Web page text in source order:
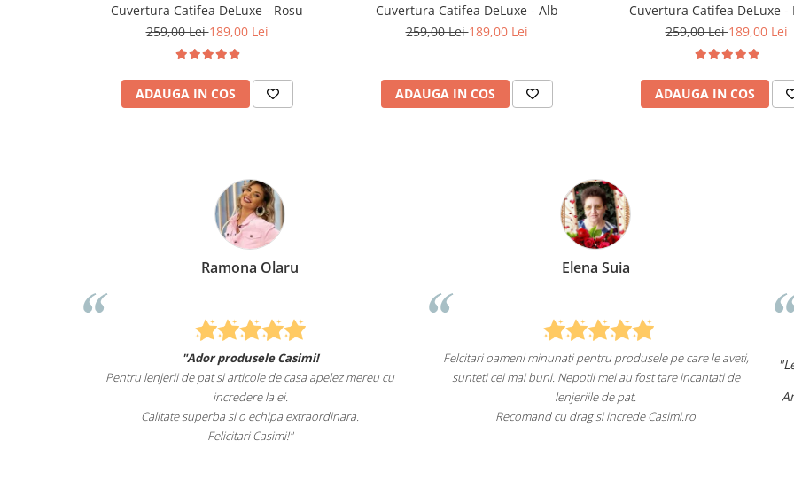
Cuvertura Catifea DeLuxe - Rosu
259,00 Lei189,00 Lei
ADAUGA IN COS
Cuvertura Catifea DeLuxe - Alb
259,00 Lei189,00 Lei
ADAUGA IN COS
Cuvertura Catifea DeLuxe -
259,00 Lei189,00 Lei
ADAUGA IN COS
casa apelez mereu cu
Elena Suia
Felcitari oameni minunati pentru produsele pe care le aveti,
sunteti cei mai buni. Nepotii mei au fost tare incantati de
lenjeriile de pat.
Recomand cu drag si increde Casimi.ro
"Lenjeriile de pat de la ei o suntde înaltă
un aspect foarte frumos.
Am comandat deja de mai multe ori și voi
fac asta în viitor.
Recomand cu încredere acest magazin